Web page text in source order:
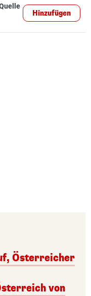
Hinzufügen
Österreicher
von